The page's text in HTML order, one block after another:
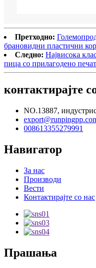
Претходно:
брановидни пластични
Следно: Највисока
пица со прилагодено
контактирајте
NO.13887,
008613355279991
Навигатор
За нас
Производи
Вести
Контактирајте со нас
Прашања